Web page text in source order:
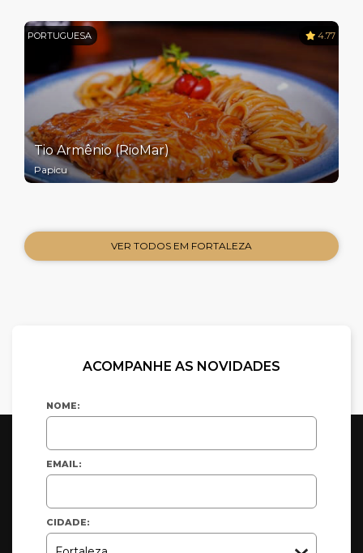
PORTUGUESA 4.77
Tio Armênio (RioMar)
Papicu
VER TODOS EM FORTALEZA
ACOMPANHE AS NOVIDADES
NOME:
EMAIL:
CIDADE: